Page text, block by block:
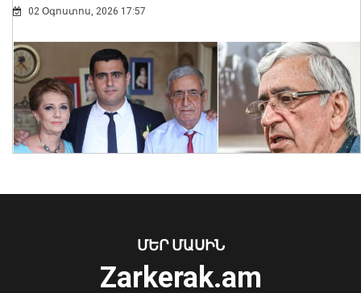
06 Օգոստոս, 2026 18:10
02 Օգոստոս, 2026 17:57
ՄԵՐ ՄԱՍԻՆ
Zarkerak.am